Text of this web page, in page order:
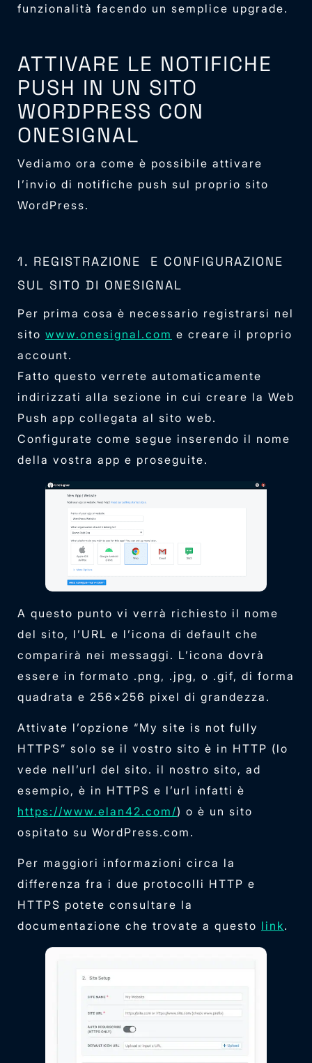
funzionalità facendo un semplice upgrade.
ATTIVARE LE NOTIFICHE
PUSH IN UN SITO
WORDPRESS CON
ONESIGNAL
Vediamo ora come è possibile attivare
l’invio di notifiche push sul proprio sito
WordPress.
1. REGISTRAZIONE E CONFIGURAZIONE
SUL SITO DI ONESIGNAL
Per prima cosa è necessario registrarsi nel
sito www.onesignal.com e creare il proprio
account.
Fatto questo verrete automaticamente
indirizzati alla sezione in cui creare la ​​Web
Push app collegata al sito web.
Configurate come segue inserendo il nome
della vostra app e proseguite.
A questo punto vi verrà richiesto il nome
del sito, l’URL e l’icona di default che
comparirà nei messaggi. L’icona dovrà
essere in formato .png, .jpg, o .gif, di forma
quadrata e 256×256 pixel di grandezza.
Attivate l’opzione “My site is not fully
HTTPS” solo se il vostro sito è in HTTP (lo
vede nell’url del sito. il nostro sito, ad
esempio, è in HTTPS e l’url infatti è
https://www.elan42.com/) o è un sito
ospitato su WordPress.com.
Per maggiori informazioni circa la
differenza fra i due protocolli HTTP e
HTTPS potete consultare la
documentazione che trovate a questo link.